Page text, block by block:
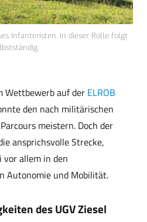
Infanteristen. In dieser Rolle folgt
Wettbewerb auf der ELROB
den nach militärischen
meistern. Doch der
ansprichsvolle Strecke,
vor allem in den
Autonomie und Mobilität.
des UGV Ziesel